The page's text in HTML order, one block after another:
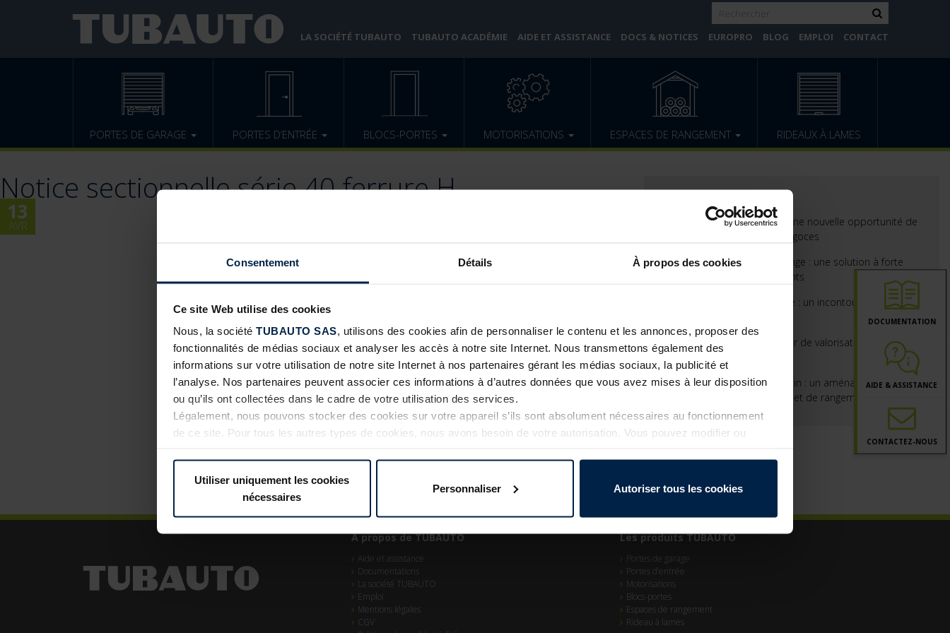
Consentement Détails À propos des cookies
Ce site Web utilise des cookies
Nous, la société TUBAUTO SAS, utilisons des cookies afin de personnaliser le contenu et les annonces, proposer des
fonctionnalités de médias sociaux et analyser les accès à notre site Internet. Nous transmettons également des
informations sur votre utilisation de notre site Internet à nos partenaires gérant les médias sociaux, la publicité et
l’analyse. Nos partenaires peuvent associer ces informations à d’autres données que vous avez mises à leur disposition
ou qu’ils ont collectées dans le cadre de votre utilisation des services.
Légalement, nous pouvons stocker des cookies sur votre appareil s’ils sont absolument nécessaires au fonctionnement
de ce site. Pour tous les autres types de cookies, nous avons besoin de votre autorisation. Vous pouvez modifier ou
Utiliser uniquement les cookies
nécessaires
Personnaliser Autoriser tous les cookies
DOCUMENTATION
AIDE & ASSISTANCE
CONTACTEZ-NOUS
LA SOCIÉTÉ TUBAUTO TUBAUTO ACADÉMIE AIDE ET ASSISTANCE DOCS & NOTICES EUROPRO BLOG EMPLOI CONTACT
PORTES DE GARAGE PORTES D’ENTRÉE BLOCS-PORTES MOTORISATIONS ESPACES DE RANGEMENT RIDEAUX À LAMES
Notice sectionnelle série 40 ferrure H
13
AVR
BLOG
Portes d’intérieur ProLine : une nouvelle opportunité de
développement pour les négoces
Abris de jardin avec toit lounge : une solution à forte
valeur ajoutée pour vos clients
Porte de garage sectionnelle : un incontournable pour
La porte de garage : un levier de valorisation pour vos
Plus de sécurité dans le jardin : un aménagement
astucieux pour plus d’ordre et de rangement
A propos de TUBAUTO
Aide et assistance
Documentations
La société TUBAUTO
Emploi
Mentions légales
CGV
Les produits TUBAUTO
Portes de garage
Portes d’entrée
Motorisations
Blocs-portes
Espaces de rangement
Rideau à lames